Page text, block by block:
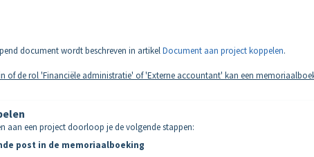
document wordt beschreven in artikelDocument aan project koppelen.
of de rol 'Financiële administratie' of 'Externe accountant' kan een
aan een project doorloop je de volgende stappen:
post in de memoriaalboeking